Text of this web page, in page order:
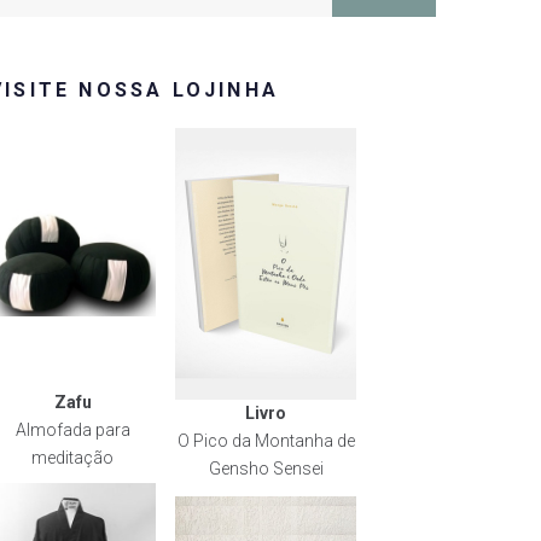
NOSSA LOJINHA
Zafu
Almofada para
meditação
Livro
O Pico da Montanha de
Gensho Sensei